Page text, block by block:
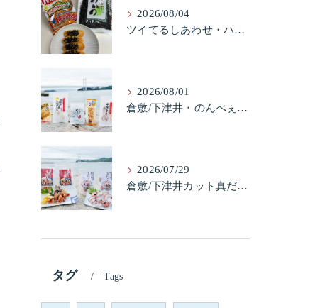
2026/08/04
ツイてるしあわせ・ハッピーターンと柿の種とそふとわかめふりかけとタコふりかけ・ハッピーコラボレーション
2026/08/01
倉敷/下津井・のんべぇ5品セット（たこちく、たこ玉、味付のり、串酢だこ、味付けけやわらか真だこチーズ）3歳のお子様も大好きなんですよ。
2026/07/29
倉敷/下津井カット真だこ＆倉敷/下津井真だこ唐揚げ・セット人気です。
タグ Tags